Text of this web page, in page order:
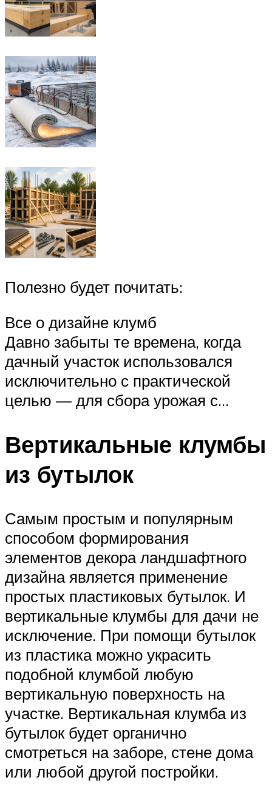
Полезно будет почитать:
Все о дизайне клумб
Давно забыты те времена, когда
дачный участок использовался
исключительно с практической
целью — для сбора урожая с…
Вертикальные клумбы
из бутылок
Самым простым и популярным
способом формирования
элементов декора ландшафтного
дизайна является применение
простых пластиковых бутылок. И
вертикальные клумбы для дачи не
исключение. При помощи бутылок
из пластика можно украсить
подобной клумбой любую
вертикальную поверхность на
участке. Вертикальная клумба из
бутылок будет органично
смотреться на заборе, стене дома
или любой другой постройки.